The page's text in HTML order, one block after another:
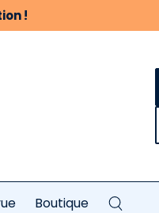
!
Boutique